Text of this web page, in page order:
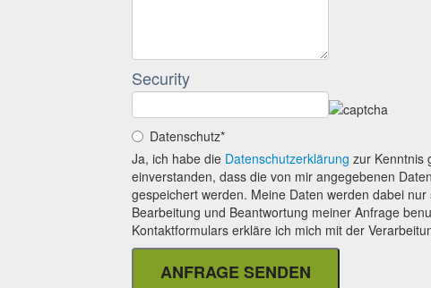
Security
Datenschutz*
Ja, ich habe die Datenschutzerklärung zur Kenntnis
einverstanden, dass die von mir angegebenen
gespeichert werden. Meine Daten werden dabei
Bearbeitung und Beantwortung meiner Anfrage
Kontaktformulars erkläre ich mich mit der